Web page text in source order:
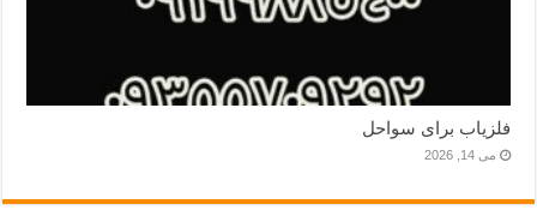
فلزیاب برای سواحل
می 14, 2026